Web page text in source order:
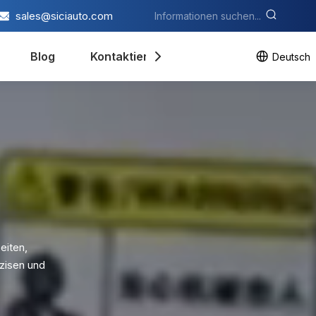
sales@siciauto.com
Blog Kontaktieren Sie uns Deutsch
und